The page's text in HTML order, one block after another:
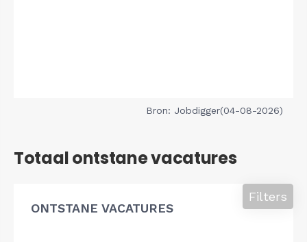
Bron: Jobdigger(04-08-2026)
Totaal ontstane vacatures
ONTSTANE VACATURES
Filters